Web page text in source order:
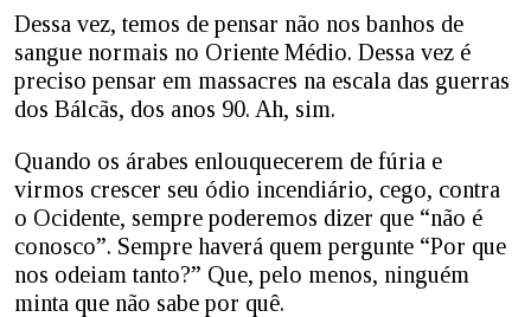
Dessa vez, temos de pensar não nos banhos de
sangue normais no Oriente Médio. Dessa vez é
preciso pensar em massacres na escala das guerras
dos Bálcãs, dos anos 90. Ah, sim.
Quando os árabes enlouquecerem de fúria e
virmos crescer seu ódio incendiário, cego, contra
o Ocidente, sempre poderemos dizer que “não é
conosco”. Sempre haverá quem pergunte “Por que
nos odeiam tanto?” Que, pelo menos, ninguém
minta que não sabe por quê.